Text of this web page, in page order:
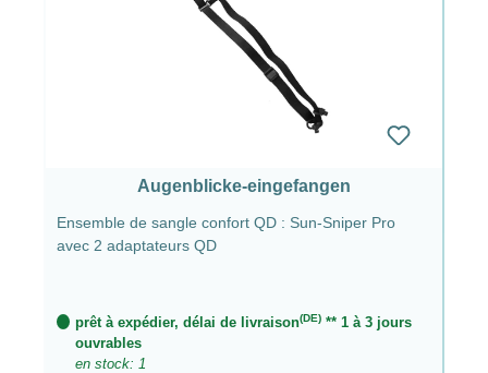
Augenblicke-eingefangen
Ensemble de sangle confort QD : Sun-Sniper Pro
avec 2 adaptateurs QD
prêt à expédier, délai de livraison(DE) ** 1 à 3 jours
ouvrables
en stock: 1